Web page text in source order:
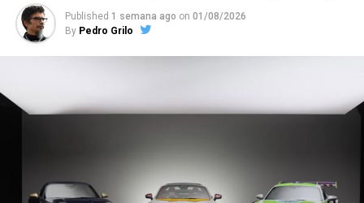
Published 1 semana ago on 01/08/2026
By Pedro Grilo